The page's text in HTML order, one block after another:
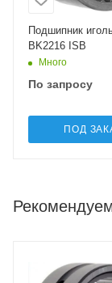
Подшипник
BK2216 ISB
Много
По запросу
ПОД